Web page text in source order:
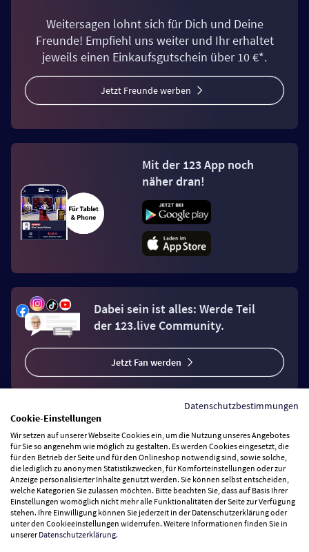
Weitersagen lohnt sich für Dich und Deine
Freunde! Empfiehl uns weiter und Ihr erhaltet
jeweils einen Einkaufsgutschein über 10 €*.
Jetzt Freunde werben
Mit der 123 App noch
näher dran!
Dabei sein ist alles: Werde Teil
der 123.live Community.
Jetzt Fan werden
Vertrag widerrufen
Zahlungsarten
Wir versenden mit
Datenschutzbestimmungen
Cookie-Einstellungen
Wir setzen auf unserer Webseite Cookies ein, um die Nutzung unseres Angebotes
für Sie so angenehm wie möglich zu gestalten. Es werden Cookies eingesetzt, die
für den Betrieb der Seite und für den Onlineshop notwendig sind, sowie solche,
die lediglich zu anonymen Statistikzwecken, für Komforteinstellungen oder zur
Anzeige personalisierter Inhalte genutzt werden. Sie können selbst entscheiden,
welche Kategorien Sie zulassen möchten. Bitte beachten Sie, dass auf Basis Ihrer
Einstellungen womöglich nicht mehr alle Funktionalitäten der Seite zur Verfügung
stehen. Ihre Einwilligung können Sie jederzeit in der Datenschutzerklärung oder
unter den Cookieeinstellungen widerrufen. Weitere Informationen finden Sie in
unsererDatenschutzerklärung.